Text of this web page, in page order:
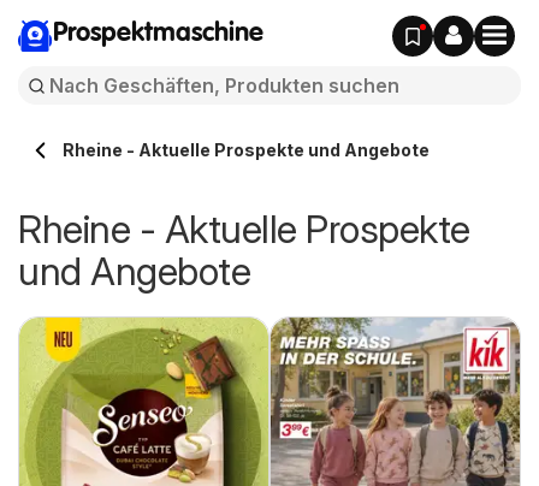
Prospektmaschine
Rheine - Aktuelle Prospekte und Angebote
Rheine - Aktuelle Prospekte
und Angebote